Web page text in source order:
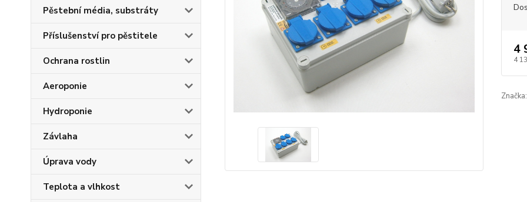
Pěstební média, substráty
Příslušenství pro pěstitele
Ochrana rostlin
Aeroponie
Hydroponie
Závlaha
Úprava vody
Teplota a vlhkost
4
4
Značka: